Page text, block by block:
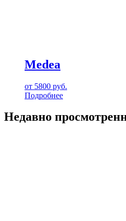
Medea
от 5800 руб.
Подробнее
Недавно